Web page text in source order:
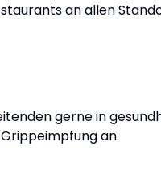
an allen
gerne in
an.